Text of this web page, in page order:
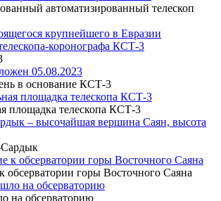
автоматизированный телескоп
в основание КСТ-3
площадка телескопа КСТ-3
горы Восточного Саяна
на обсерваторию